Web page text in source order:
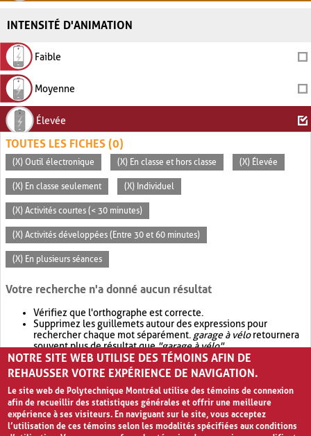
INTENSITÉ D'ANIMATION
Faible
Moyenne
Élevée
TOUTES LES FICHES (0)
(X) Outil électronique (X) En classe et hors classe (X) Élevée
(X) En classe seulement (X) Individuel
(X) Activités courtes (< 30 minutes)
(X) Activités développées (Entre 30 et 60 minutes)
(X) En plusieurs séances
Votre recherche n'a donné aucun résultat
Vérifiez que l'orthographe est correcte.
Supprimez les guillemets autour des expressions pour
rechercher chaque mot séparément. garage à véloretournera
souvent plus de résultat que"garage à vélo".
Envisagez d'élargir votre recherche avec OR.garage OR vélo
retournera souvent plus de résultat quegarage à vélo
NOTRE SITE WEB UTILISE DES TÉMOINS AFIN DE
REHAUSSER VOTRE EXPÉRIENCE DE NAVIGATION.
Le site web de Polytechnique Montréal utilise des témoins de connexion
afin de recueillir des statistiques générales et offrir une meilleure
expérience à ses visiteurs. En naviguant sur le site, vous acceptez
l’utilisation de ces témoins selon les modalités spécifiées aux conditions